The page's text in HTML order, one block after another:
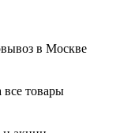
в Москве
все товары